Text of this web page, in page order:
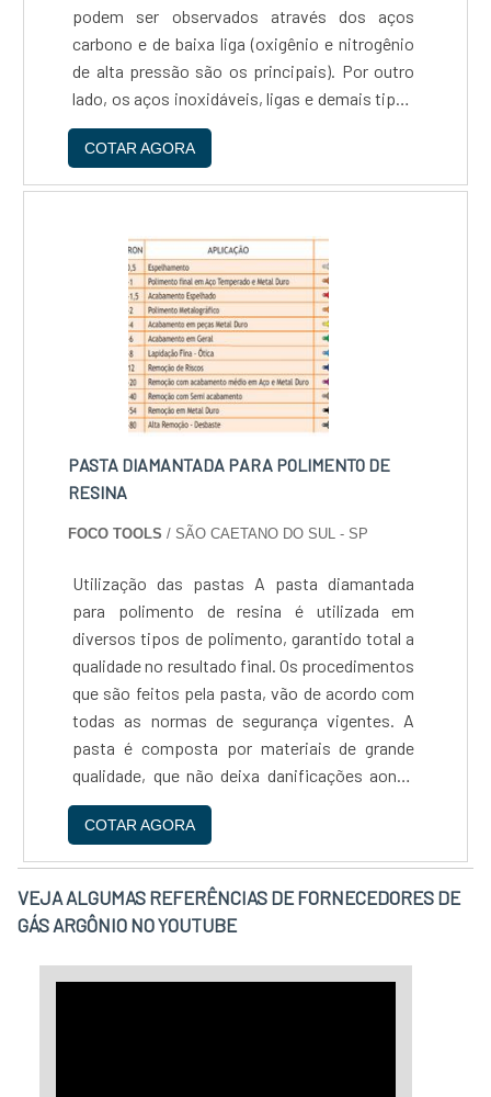
podem ser observados através dos aços
carbono e de baixa liga (oxigênio e nitrogênio
de alta pressão são os principais). Por outro
lado, os aços inoxidáveis, ligas e demais tipos
de alumínio também podem ser impactantes
ao mesmo passo em que titânio, argônio e
magné....
COTAR AGORA
PASTA DIAMANTADA PARA POLIMENTO DE
RESINA
FOCO TOOLS / SÃO CAETANO DO SUL - SP
Utilização das pastas A pasta diamantada
para polimento de resina é utilizada em
diversos tipos de polimento, garantido total a
qualidade no resultado final. Os procedimentos
que são feitos pela pasta, vão de acordo com
todas as normas de segurança vigentes. A
pasta é composta por materiais de grande
qualidade, que não deixa danificações aonde
está sendo inserido e nem em quem está
fazendo seu manuseio. Conheça a pasta
diamantada para poliment....
COTAR AGORA
VEJA ALGUMAS REFERÊNCIAS DE FORNECEDORES DE
GÁS ARGÔNIO NO YOUTUBE